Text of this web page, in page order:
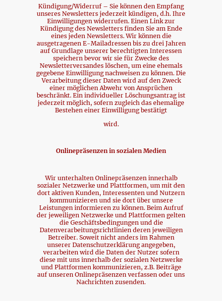
Kündigung/Widerruf – Sie können den Empfang
unseres Newsletters jederzeit kündigen, d.h. Ihre
Einwilligungen widerrufen. Einen Link zur
Kündigung des Newsletters finden Sie am Ende
eines jeden Newsletters. Wir können die
ausgetragenen E-Mailadressen bis zu drei Jahren
auf Grundlage unserer berechtigten Interessen
speichern bevor wir sie für Zwecke des
Newsletterversandes löschen, um eine ehemals
gegebene Einwilligung nachweisen zu können. Die
Verarbeitung dieser Daten wird auf den Zweck
einer möglichen Abwehr von Ansprüchen
beschränkt. Ein individueller Löschungsantrag ist
jederzeit möglich, sofern zugleich das ehemalige
Bestehen einer Einwilligung bestätigt
wird.
Onlinepräsenzen in sozialen Medien
Wir unterhalten Onlinepräsenzen innerhalb
sozialer Netzwerke und Plattformen, um mit den
dort aktiven Kunden, Interessenten und Nutzern
kommunizieren und sie dort über unsere
Leistungen informieren zu können. Beim Aufruf
der jeweiligen Netzwerke und Plattformen gelten
die Geschäftsbedingungen und die
Datenverarbeitungsrichtlinien deren jeweiligen
Betreiber. Soweit nicht anders im Rahmen
unserer Datenschutzerklärung angegeben,
verarbeiten wird die Daten der Nutzer sofern
diese mit uns innerhalb der sozialen Netzwerke
und Plattformen kommunizieren, z.B. Beiträge
auf unseren Onlinepräsenzen verfassen oder uns
Nachrichten zusenden.